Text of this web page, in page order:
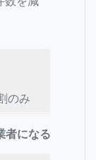
のみ
者になる